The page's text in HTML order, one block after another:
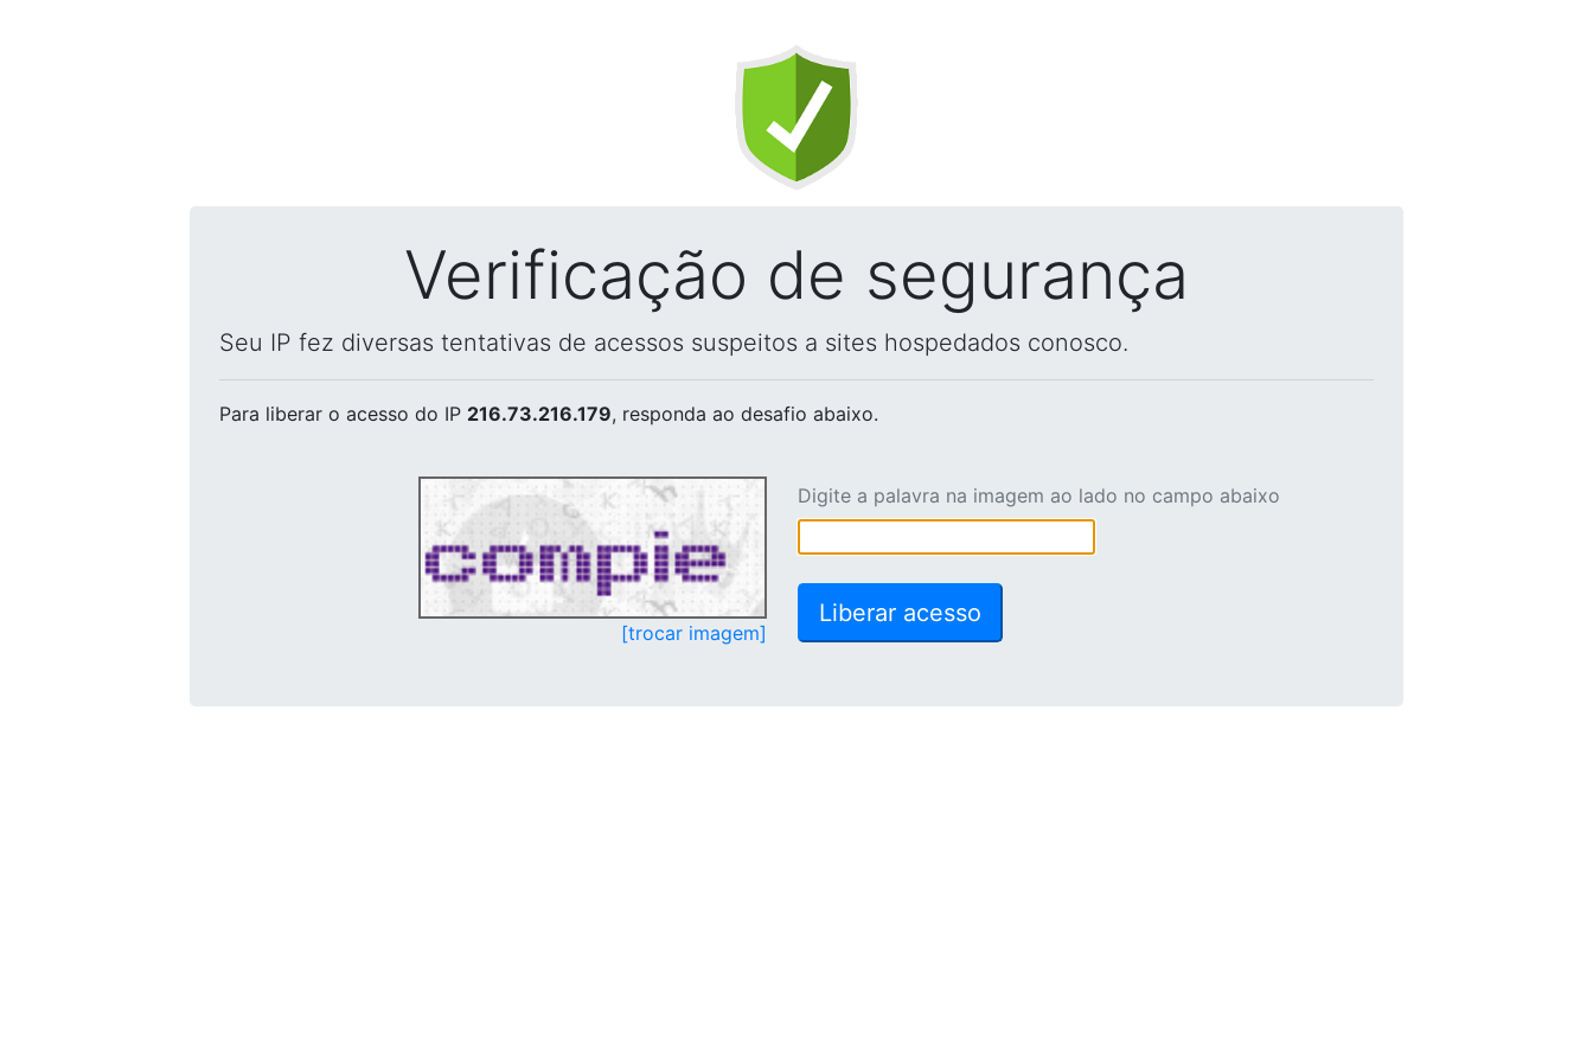
Verificação de segurança
Seu IP fez diversas tentativas de acessos suspeitos a sites hospedados conosco.
Para liberar o acesso do IP 216.73.216.179, responda ao desafio abaixo.
[trocar imagem]
Digite a palavra na imagem ao lado no campo abaixo